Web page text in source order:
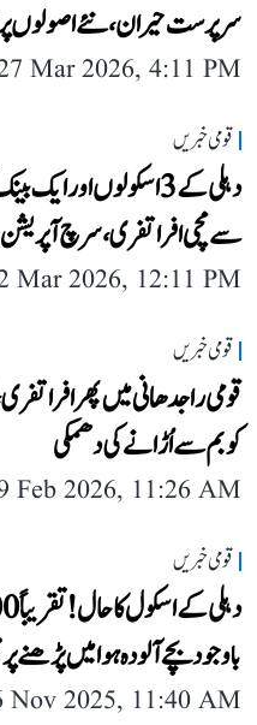
سرپرست حیران، نئے اصولوں پر
Mar 2026, 4:11 PM
قومی خبریں
دہلی کے 3 اسکولوں اور
سے مچی افراتفری، سرچ
Mar 2026, 12:11 PM
قومی خبریں
کو بم سے اُڑانے کی دھمکی
Feb 2026, 11:26 AM
قومی خبریں
باوجود بچے آلودہ ہوا میں پڑھنے
Nov 2025, 11:40 AM